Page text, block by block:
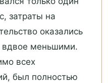
затраты на
оказались
вдвое меньшими.
всех
был полностью